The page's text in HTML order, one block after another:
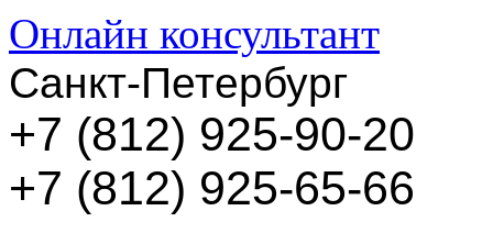
Онлайн консультант
Санкт-Петербург
+7 (812) 925-90-20
+7 (812) 925-65-66